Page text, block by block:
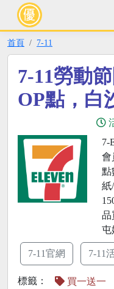
首頁 7-11
7-11勞動
OP點，白
7-
會
點
紙
品
屯
7-11官網 7-11
標籤： 買一送一